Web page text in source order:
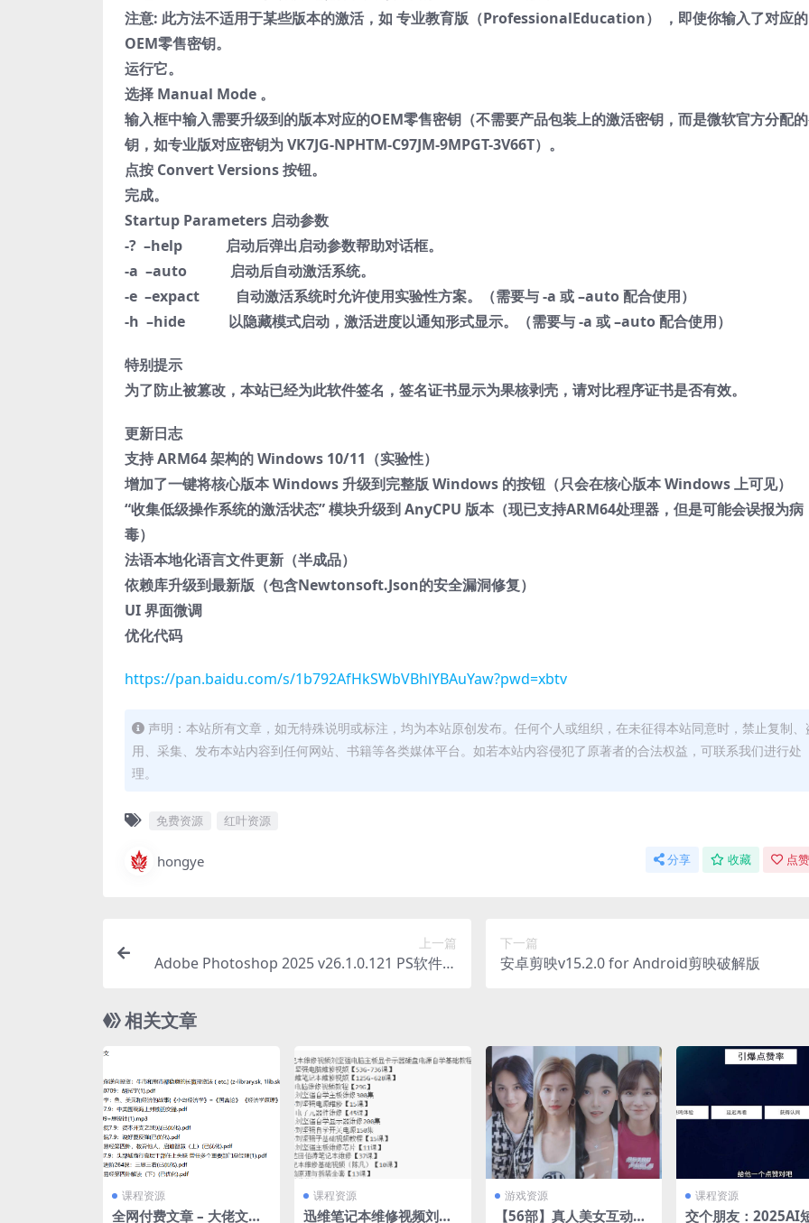
注意: 此方法不适用于某些版本的激活，如 专业教育版（ProfessionalEducation） ，即使你输入了对应的
OEM零售密钥。
运行它。
选择 Manual Mode 。
输入框中输入需要升级到的版本对应的OEM零售密钥（不需要产品包装上的激活密钥，而是微软官方分配
钥，如专业版对应密钥为 VK7JG-NPHTM-C97JM-9MPGT-3V66T）。
点按 Convert Versions 按钮。
完成。
Startup Parameters 启动参数
-? –help 启动后弹出启动参数帮助对话框。
-a –auto 启动后自动激活系统。
-e –expact 自动激活系统时允许使用实验性方案。（需要与 -a 或 –auto 配合使用）
-h –hide 以隐藏模式启动，激活进度以通知形式显示。（需要与 -a 或 –auto 配合使用）
特别提示
为了防止被篡改，本站已经为此软件签名，签名证书显示为果核剥壳，请对比程序证书是否有效。
更新日志
支持 ARM64 架构的 Windows 10/11（实验性）
增加了一键将核心版本 Windows 升级到完整版 Windows 的按钮（只会在核心版本 Windows 上可见）
“收集低级操作系统的激活状态” 模块升级到 AnyCPU 版本（现已支持ARM64处理器，但是可能会误报为病
毒）
法语本地化语言文件更新（半成品）
依赖库升级到最新版（包含Newtonsoft.Json的安全漏洞修复）
UI 界面微调
优化代码
https://pan.baidu.com/s/1b792AfHkSWbVBhlYBAuYaw?pwd=xbtv
声明：本站所有文章，如无特殊说明或标注，均为本站原创发布。任何个人或组织，在未征得本站同意时，禁止复制、
用、采集、发布本站内容到任何网站、书籍等各类媒体平台。如若本站内容侵犯了原著者的合法权益，可联系我们进行处
理。
免费资源 红叶资源
hongye 分享 收藏 点
上一篇
Adobe Photoshop 2025 v26.1.0.121 PS软件破
下一篇
安卓剪映v15.2.0 for Android剪映破解版
相关文章
课程资源
全网付费文章 – 大佬文集
课程资源
迅维笔记本维修视频刘坚
游戏资源
【56部】真人美女互动影
课程资源
交个朋友：2025AI